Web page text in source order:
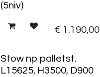
(5niv)
€ 1.190,00
Stow np palletst.
L15625, H3500, D900